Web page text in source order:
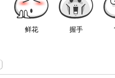
鲜花 握手